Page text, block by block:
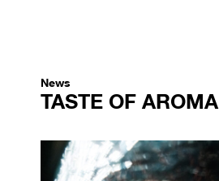
News
TASTE OF AROMA